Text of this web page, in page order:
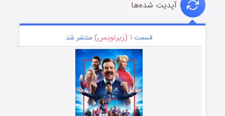
آپدیت شده‌ها
قسمت ۱ (زیرنویس) منتشر شد